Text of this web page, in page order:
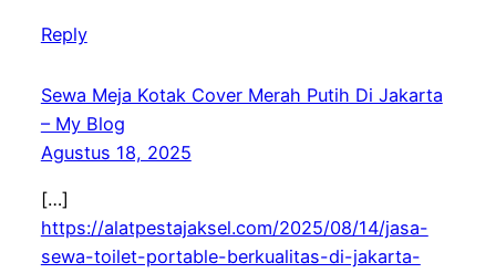
Reply
Sewa Meja Kotak Cover Merah Putih Di Jakarta
– My Blog
Agustus 18, 2025
[…]
https://alatpestajaksel.com/2025/08/14/jasa-
sewa-toilet-portable-berkualitas-di-jakarta-